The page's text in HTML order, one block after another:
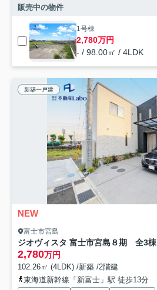
販売中の物件
1号棟
2,780万円
- / 98.00㎡ / 4LDK
新築一戸建
NEW
富士市宮島
ジオヴィスタ 富士市宮島８期 全3棟
2,780万円
102.26㎡ (4LDK) /新築 /2階建
東海道新幹線「新富士」駅 徒歩13分